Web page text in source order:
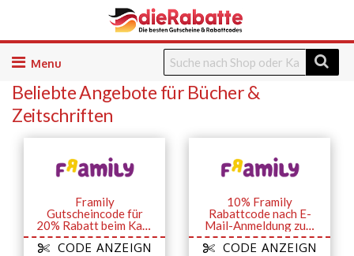
Skip
content
Beliebte Angebote für Bücher &
Zeitschriften
Framily
Gutscheincode für
20% Rabatt beim Kauf
von 2 Büchern
CODE ANZEIGN
10% Framily
Rabattcode nach E-
Mail-Anmeldung zum
Newsletter
CODE ANZEIGN